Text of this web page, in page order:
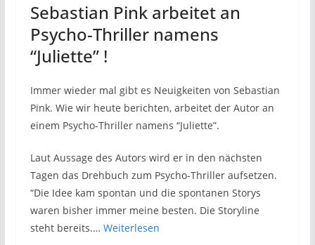
Sebastian Pink arbeitet an
Psycho-Thriller namens
“Juliette” !
Immer wieder mal gibt es Neuigkeiten von Sebastian
Pink. Wie wir heute berichten, arbeitet der Autor an
einem Psycho-Thriller namens “Juliette”.
Laut Aussage des Autors wird er in den nächsten
Tagen das Drehbuch zum Psycho-Thriller aufsetzen.
“Die Idee kam spontan und die spontanen Storys
waren bisher immer meine besten. Die Storyline
steht bereits.… Weiterlesen